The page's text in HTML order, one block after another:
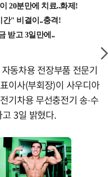
동차용 전장부품 전문기
이사(부회장)이 사우디아
기차용 무선충전기 송∙수
3일 밝혔다.